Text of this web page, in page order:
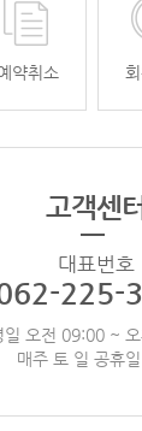
약취소
고객센터
대표번호
225-
일 오전 09:00 ~
매주 토 일 공휴